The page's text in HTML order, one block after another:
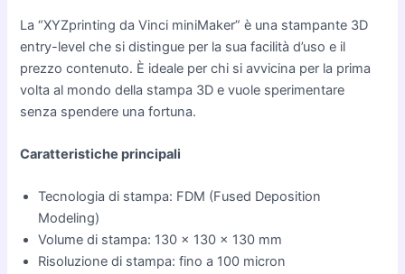
La “XYZprinting da Vinci miniMaker” è una stampante 3D
entry-level che si distingue per la sua facilità d’uso e il
prezzo contenuto. È ideale per chi si avvicina per la prima
volta al mondo della stampa 3D e vuole sperimentare
senza spendere una fortuna.
Caratteristiche principali
Tecnologia di stampa: FDM (Fused Deposition
Modeling)
Volume di stampa: 130 x 130 x 130 mm
Risoluzione di stampa: fino a 100 micron